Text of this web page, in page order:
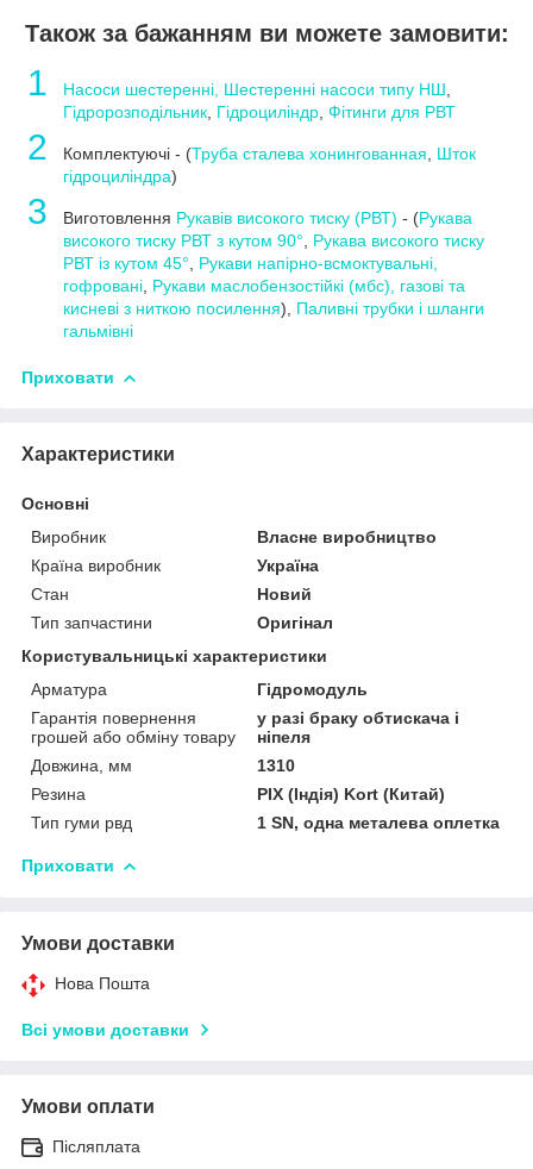
Також за бажанням ви можете замовити:
1 Насоси шестеренні, Шестеренні насоси типу НШ
Гідророзподільник Гідроциліндр Фітинги для РВТ
2 Комплектуючі - (Труба сталева хонингованная
Шток
гідроциліндра)
3 Виготовлення Рукавів високого тиску (РВТ) - (Рукава
високого тиску РВТ з кутом 90°
Рукава високого тиску
РВТ із кутом 45°
Рукави напірно-всмоктувальні,
гофровані Рукави маслобензостійкі (мбс), газові та
кисневі з ниткою посилення), Паливні трубки і шланги
гальмівні
Приховати
Характеристики
Основні
Виробник
Власне виробництво
Країна виробник
Україна
Стан
Новий
Тип запчастини
Оригінал
Користувальницькі характеристики
Арматура
Гідромодуль
Гарантія повернення
грошей або обміну товару
у разі браку обтискача і
ніпеля
Довжина, мм
1310
Резина
PIX (Індія) Kort (Китай)
Тип гуми рвд
1 SN, одна металева оплетка
Приховати
Умови доставки
Нова Пошта
Всі умови доставки
Умови оплати
Післяплата